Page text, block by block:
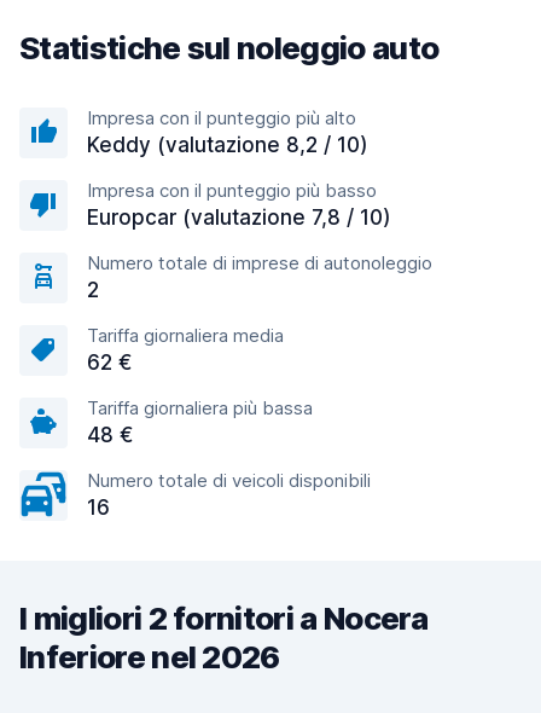
Statistiche sul noleggio auto
Impresa con il punteggio più alto
Keddy (valutazione 8,2 / 10)
Impresa con il punteggio più basso
Europcar (valutazione 7,8 / 10)
Numero totale di imprese di autonoleggio
2
Tariffa giornaliera media
62 €
Tariffa giornaliera più bassa
48 €
Numero totale di veicoli disponibili
16
I migliori 2 fornitori a Nocera
Inferiore nel 2026